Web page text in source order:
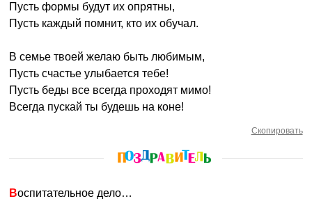
Пусть формы будут их опрятны,
Пусть каждый помнит, кто их обучал.
В семье твоей желаю быть любимым,
Пусть счастье улыбается тебе!
Пусть беды все всегда проходят мимо!
Всегда пускай ты будешь на коне!
Скопировать
Воспитательное дело…